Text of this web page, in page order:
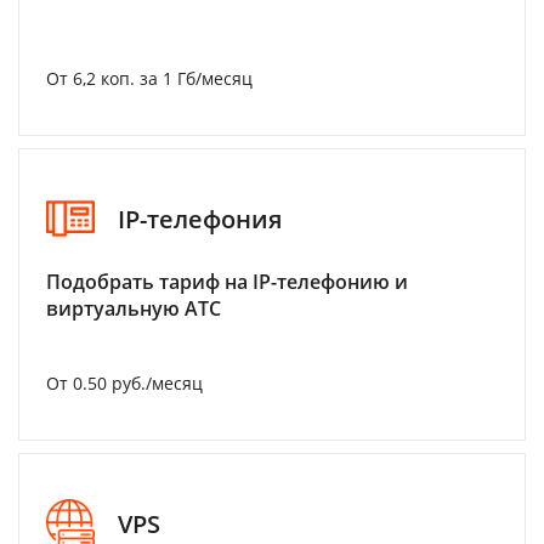
От 6,2 коп. за 1 Гб/месяц
IP-телефония
Подобрать тариф на IP-телефонию и
виртуальную АТС
От 0.50 руб./месяц
VPS